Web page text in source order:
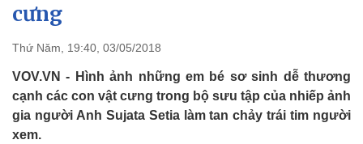
Quốc hội
Nhận diện sự thật
cưng
Thứ Năm, 19:40, 03/05/2018
VOV.VN - Hình ảnh những em bé sơ sinh dễ thương
cạnh các con vật cưng trong bộ sưu tập của nhiếp ảnh
gia người Anh Sujata Setia làm tan chảy trái tim người
xem.